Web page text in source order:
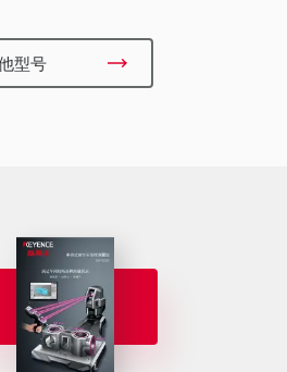
型号